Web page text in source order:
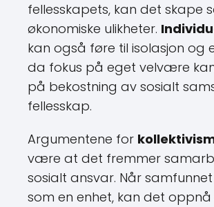
fellesskapets, kan det skape
økonomiske ulikheter.
kan også føre til isolasjon og
da fokus på eget velvære
på bekostning av sosialt
fellesskap.
Argumentene for
være at det fremmer
sosialt ansvar. Når
som en enhet, kan det